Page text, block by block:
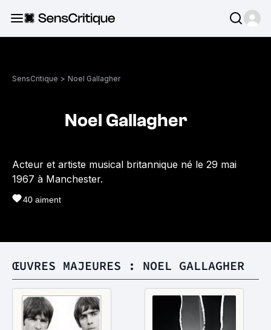
SensCritique > Noel Gallagher
Noel Gallagher
Acteur et artiste musical britannique né le 29 mai
1967 à Manchester.
40 aiment
ŒUVRES MAJEURES : NOEL GALLAGHER